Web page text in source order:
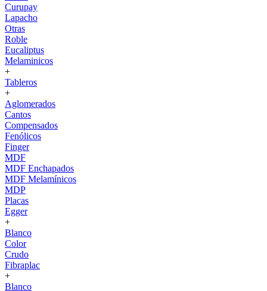
Curupay
Lapacho
Otras
Roble
Eucaliptus
Melaminicos
+
Tableros
+
Aglomerados
Cantos
Compensados
Fenólicos
Finger
MDF
MDF Enchapados
MDF Melamínicos
MDP
Placas
Egger
+
Blanco
Color
Crudo
Fibraplac
+
Blanco